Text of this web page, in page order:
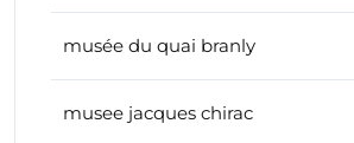
musée du quai branly
musee jacques chirac